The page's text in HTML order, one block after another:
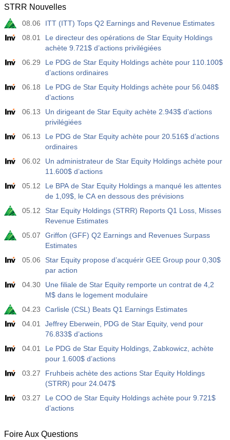
STRR Nouvelles
08.06
ITT (ITT) Tops Q2 Earnings and Revenue Estimates
08.01
Le directeur des opérations de Star Equity Holdings
achète 9.721$ d’actions privilégiées
06.29
Le PDG de Star Equity Holdings achète pour 110.100$
d’actions ordinaires
06.18
Le PDG de Star Equity Holdings achète pour 56.048$
d’actions
06.13
Un dirigeant de Star Equity achète 2.943$ d’actions
privilégiées
06.13
Le PDG de Star Equity achète pour 20.516$ d’actions
ordinaires
06.02
Un administrateur de Star Equity Holdings achète pour
11.600$ d’actions
05.12
Le BPA de Star Equity Holdings a manqué les attentes
de 1,09$, le CA en dessous des prévisions
05.12
Star Equity Holdings (STRR) Reports Q1 Loss, Misses
Revenue Estimates
05.07
Griffon (GFF) Q2 Earnings and Revenues Surpass
Estimates
05.06
Star Equity propose d’acquérir GEE Group pour 0,30$
par action
04.30
Une filiale de Star Equity remporte un contrat de 4,2
M$ dans le logement modulaire
04.23
Carlisle (CSL) Beats Q1 Earnings Estimates
04.01
Jeffrey Eberwein, PDG de Star Equity, vend pour
76.833$ d’actions
04.01
Le PDG de Star Equity Holdings, Zabkowicz, achète
pour 1.600$ d’actions
03.27
Fruhbeis achète des actions Star Equity Holdings
(STRR) pour 24.047$
03.27
Le COO de Star Equity Holdings achète pour 9.721$
d’actions
Foire Aux Questions